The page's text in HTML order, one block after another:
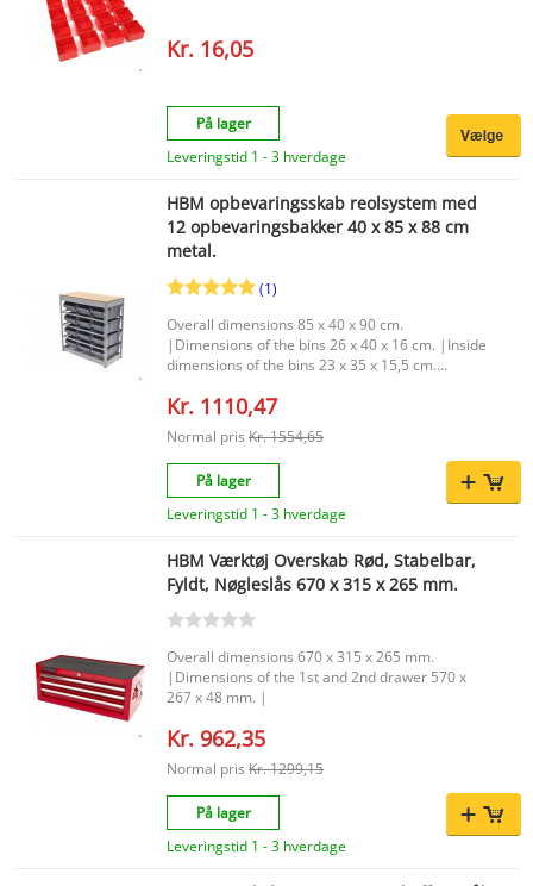
Kr. 16,05
På lager
Leveringstid 1 - 3 hverdage
HBM opbevaringsskab reolsystem med
12 opbevaringsbakker 40 x 85 x 88 cm
metal.
(1)
Overall dimensions 85 x 40 x 90 cm.
|Dimensions of the bins 26 x 40 x 16 cm. |Inside
dimensions of the bins 23 x 35 x 15,5 cm.
Kr. 1110,47
Normal pris Kr. 1554,65
På lager
Leveringstid 1 - 3 hverdage
HBM Værktøj Overskab Rød, Stabelbar,
Fyldt, Nøgleslås 670 x 315 x 265 mm.
Overall dimensions 670 x 315 x 265 mm.
|Dimensions of the 1st and 2nd drawer 570 x
267 x 48 mm. |
Kr. 962,35
Normal pris Kr. 1299,15
På lager
Leveringstid 1 - 3 hverdage